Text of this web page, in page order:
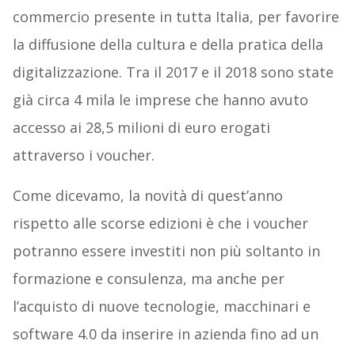
commercio presente in tutta Italia, per favorire
la diffusione della cultura e della pratica della
digitalizzazione. Tra il 2017 e il 2018 sono state
già circa 4 mila le imprese che hanno avuto
accesso ai 28,5 milioni di euro erogati
attraverso i voucher.
Come dicevamo, la novità di quest’anno
rispetto alle scorse edizioni è che i voucher
potranno essere investiti non più soltanto in
formazione e consulenza, ma anche per
l’acquisto di nuove tecnologie, macchinari e
software 4.0 da inserire in azienda fino ad un